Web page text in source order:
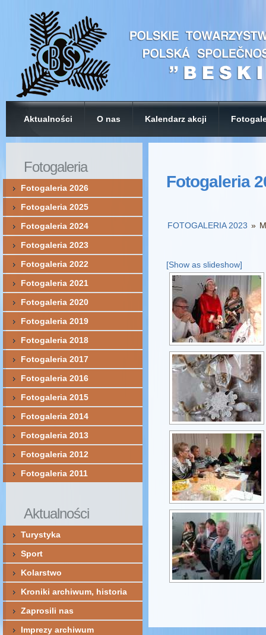
Aktualności O nas Kalendarz akcji
Fotogaleria
FOTOGALERIA 2023 »
[Show as slideshow]
Fotogaleria
Fotogaleria 2026
Fotogaleria 2025
Fotogaleria 2024
Fotogaleria 2023
Fotogaleria 2022
Fotogaleria 2021
Fotogaleria 2020
Fotogaleria 2019
Fotogaleria 2018
Fotogaleria 2017
Fotogaleria 2016
Fotogaleria 2015
Fotogaleria 2014
Fotogaleria 2013
Fotogaleria 2012
Fotogaleria 2011
Aktualności
Turystyka
Sport
Kolarstwo
Kroniki archiwum, historia
Zaprosili nas
Imprezy archiwum